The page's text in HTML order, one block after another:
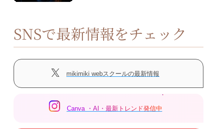
SNSで最新情報をチェック
mikimiki webスクールの最新情報
Canva ・AI・最新トレンド発信中